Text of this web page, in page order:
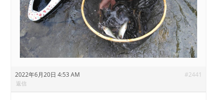
2022年6月20日 4:53 AM #2441
返信